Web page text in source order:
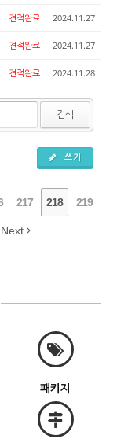
견적완료 2024.11.27
견적완료 2024.11.27
견적완료 2024.11.28
검색
쓰기
217 218 219
Next
패키지